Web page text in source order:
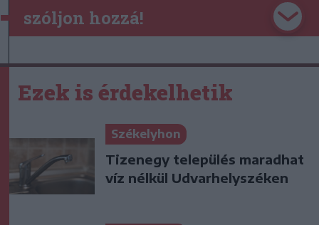
szóljon hozzá!
Ezek is érdekelhetik
Székelyhon
Tizenegy település maradhat
víz nélkül Udvarhelyszéken